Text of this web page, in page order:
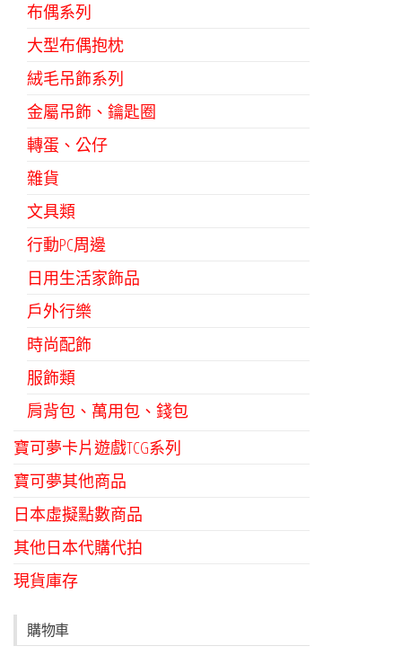
布偶系列
大型布偶抱枕
絨毛吊飾系列
金屬吊飾、鑰匙圈
轉蛋、公仔
雜貨
文具類
行動PC周邊
日用生活家飾品
戶外行樂
時尚配飾
服飾類
肩背包、萬用包、錢包
寶可夢卡片遊戲TCG系列
寶可夢其他商品
日本虛擬點數商品
其他日本代購代拍
現貨庫存
購物車